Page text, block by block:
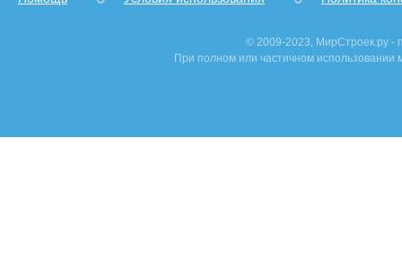
© 2009-2023, МирСтроек.ру -
При полном или частичном использовании